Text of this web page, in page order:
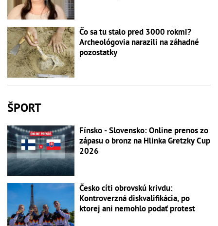
Čo sa tu stalo pred 3000 rokmi?
Archeológovia narazili na záhadné
pozostatky
ŠPORT
Fínsko - Slovensko: Online prenos zo
zápasu o bronz na Hlinka Gretzky Cup
2026
Česko cíti obrovskú krivdu:
Kontroverzná diskvalifikácia, po
ktorej ani nemohlo podať protest